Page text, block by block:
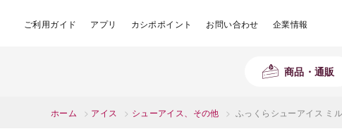
ご利用ガイド アプリ カシポポイント お問い合わせ 企業情報
商品・通販
ホーム > アイス > シューアイス、その他 > ふっくらシューアイス ミ